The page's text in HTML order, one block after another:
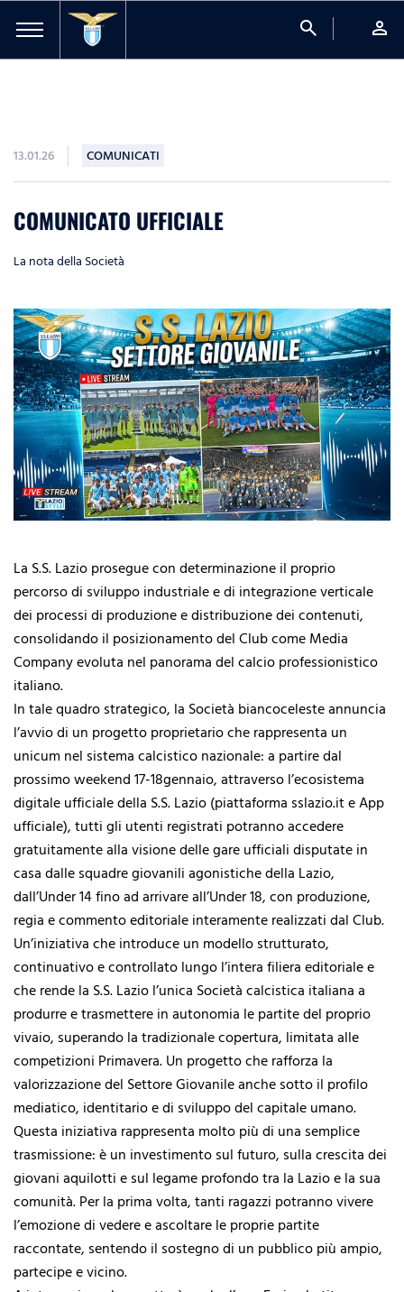
search person
13.01.26 COMUNICATI
COMUNICATO UFFICIALE
La nota della Società
La S.S. Lazio prosegue con determinazione il proprio
percorso di sviluppo industriale e di integrazione verticale
dei processi di produzione e distribuzione dei contenuti,
consolidando il posizionamento del Club come Media
Company evoluta nel panorama del calcio professionistico
italiano.
In tale quadro strategico, la Società biancoceleste annuncia
l’avvio di un progetto proprietario che rappresenta un
unicum nel sistema calcistico nazionale: a partire dal
prossimo weekend 17-18gennaio, attraverso l’ecosistema
digitale ufficiale della S.S. Lazio (piattaforma sslazio.it e App
ufficiale), tutti gli utenti registrati potranno accedere
gratuitamente alla visione delle gare ufficiali disputate in
casa dalle squadre giovanili agonistiche della Lazio,
dall’Under 14 fino ad arrivare all’Under 18, con produzione,
regia e commento editoriale interamente realizzati dal Club.
Un’iniziativa che introduce un modello strutturato,
continuativo e controllato lungo l’intera filiera editoriale e
che rende la S.S. Lazio l’unica Società calcistica italiana a
produrre e trasmettere in autonomia le partite del proprio
vivaio, superando la tradizionale copertura, limitata alle
competizioni Primavera. Un progetto che rafforza la
valorizzazione del Settore Giovanile anche sotto il profilo
mediatico, identitario e di sviluppo del capitale umano.
Questa iniziativa rappresenta molto più di una semplice
trasmissione: è un investimento sul futuro, sulla crescita dei
giovani aquilotti e sul legame profondo tra la Lazio e la sua
comunità. Per la prima volta, tanti ragazzi potranno vivere
l’emozione di vedere e ascoltare le proprie partite
raccontate, sentendo il sostegno di un pubblico più ampio,
partecipe e vicino.